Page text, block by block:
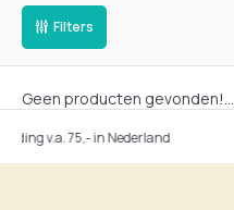
Filters
Geen producten gevonden!...
v.a. 75,- in Nederland